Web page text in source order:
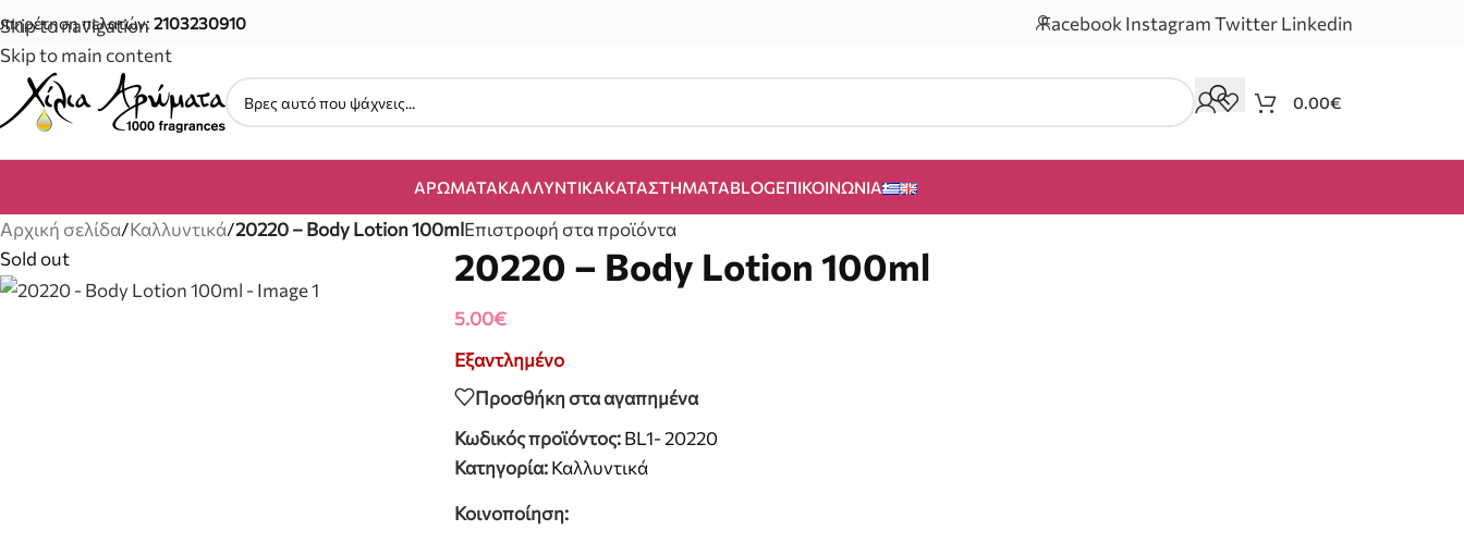
Skip to navigation
Skip to main content
πελατών: 2103230910 FacebookInstagramTwitterLinkedin
0.00€
ΑΡΏΜΑΤΑΚΑΛΛΥΝΤΙΚΆΚΑΤΑΣΤΉΜΑΤΑBLOGΕΠΙΚΟΙΝΩΝΊΑ
Αρχική σελίδα/Καλλυντικά/20220 – Body Lotion 100mlΕπιστροφή στα προϊόντα
Sold out
20220 – Body Lotion 100ml
5.00€
Εξαντλημένο
Προσθήκη στα αγαπημένα
Κωδικός προϊόντος:BL1- 20220
Κατηγορία:Καλλυντικά
Κοινοποίηση: